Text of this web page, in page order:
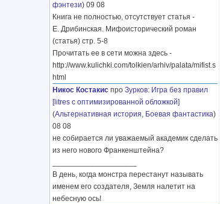
фэнтези) 09 08
Книга не полностью, отсутствует статья -
Е. Дрибинская. Мифоисторический роман
(статья) стр. 5-8
Прочитать ее в сети можна здесь -
http://www.kulichki.com/tolkien/arhiv/palata/mifist.s
html
Никос Костакис про Зурков: Игра без правил
[litres с оптимизированной обложкой]
(Альтернативная история, Боевая фантастика)
08 08
не собирается ли уважаемый академик сделать
из него нового Франкенштейна?
В день, когда монстра перестанут называть
именем его создателя, Земля налетит на
небесную ось!